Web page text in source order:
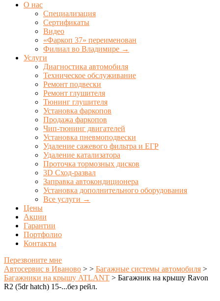
О нас
Специализация
Сертификаты
Видео
«Фаркоп 37» переименован
Филиал во Владимире →
Услуги
Диагностика автомобиля
Техническое обслуживание
Ремонт подвески
Ремонт глушителя
Тюнинг глушителя
Установка фаркопов
Продажа фаркопов
Чип-тюнинг двигателей
Установка пневмоподвески
Удаление сажевого фильтра и ЕГР
Удаление катализатора
Проточка тормозных дисков
3D Сход-развал
Заправка автокондиционера
Установка дополнительного оборудования
Все услуги →
Цены
Акции
Гарантии
Портфолио
Контакты
Перезвоните мне
Автосервис в Иваново > > Багажные системы автомобиля >
Багажники на крышу ATLANT > Багажник на крышу Ravon
R2 (5dr hatch) 15-...без рейл.